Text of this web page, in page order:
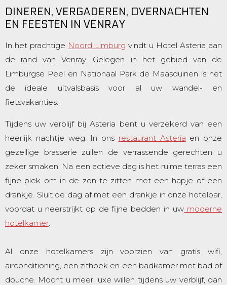
DINEREN, VERGADEREN, OVERNACHTEN
EN FEESTEN IN VENRAY
In het prachtige Noord Limburg vindt u Hotel Asteria aan
de rand van Venray. Gelegen in het gebied van de
Limburgse Peel en Nationaal Park de Maasduinen is het
de ideale uitvalsbasis voor al uw wandel- en
fietsvakanties.
Tijdens uw verblijf bij Asteria bent u verzekerd van een
heerlijk nachtje weg. In ons restaurant Asteria en onze
gezellige brasserie zullen de verrassende gerechten u
zeker smaken. Na een actieve dag is het ruime terras een
fijne plek om in de zon te zitten met een hapje of een
drankje. Sluit de dag af met een drankje in onze hotelbar,
voordat u neerstrijkt op de fijne bedden in uw moderne
hotelkamer.
Al onze hotelkamers zijn voorzien van gratis wifi,
airconditioning, een zithoek en een badkamer met bad of
douche. Mocht u meer luxe willen tijdens uw verblijf, dan